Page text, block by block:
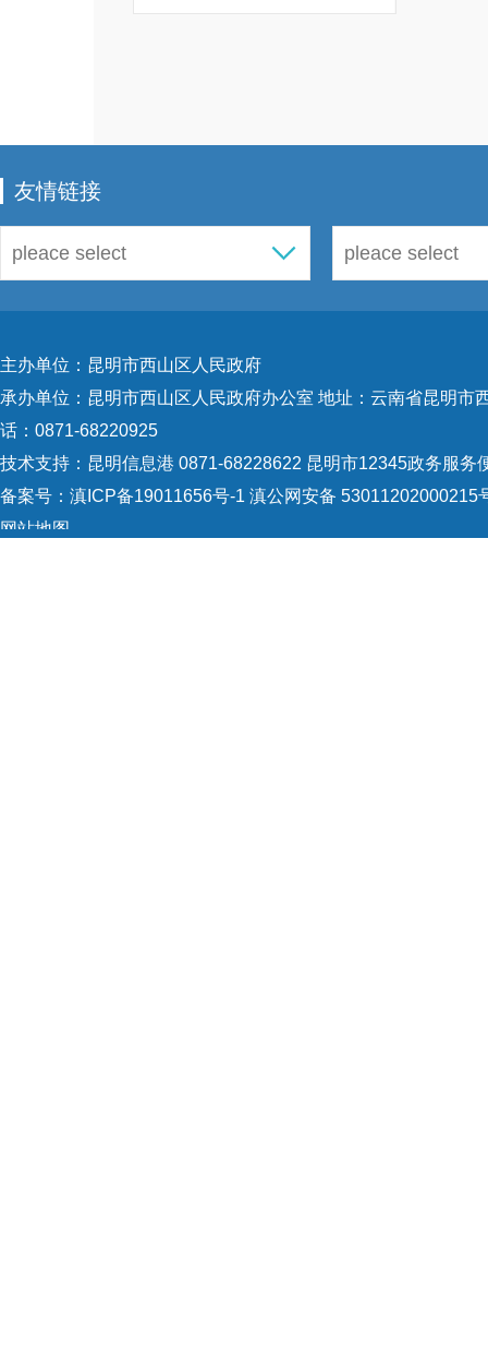
友情链接
主办单位：昆明市西山区人民政府
承办单位：昆明市西山区人民政府办公室 地址：云南省昆明市
话：0871-68220925
技术支持： 昆明信息港 0871-68228622 昆明市12345政务服务
备案号： 滇ICP备19011656号-1 滇公网安备 53011202000215
网站地图